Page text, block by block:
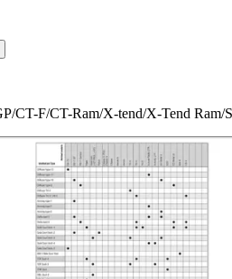
CT-F/CT-Ram/X-tend/X-Tend Ram/